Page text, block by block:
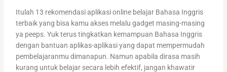
Itulah 13 rekomendasi aplikasi online belajar Bahasa Inggris
terbaik yang bisa kamu akses melalu gadget masing-masing
ya peeps. Yuk terus tingkatkan kemampuan Bahasa Inggris
dengan bantuan aplikas-aplikasi yang dapat mempermudah
pembelajaranmu dimanapun. Namun apabila dirasa masih
kurang untuk belajar secara lebih efektif, jangan khawatir